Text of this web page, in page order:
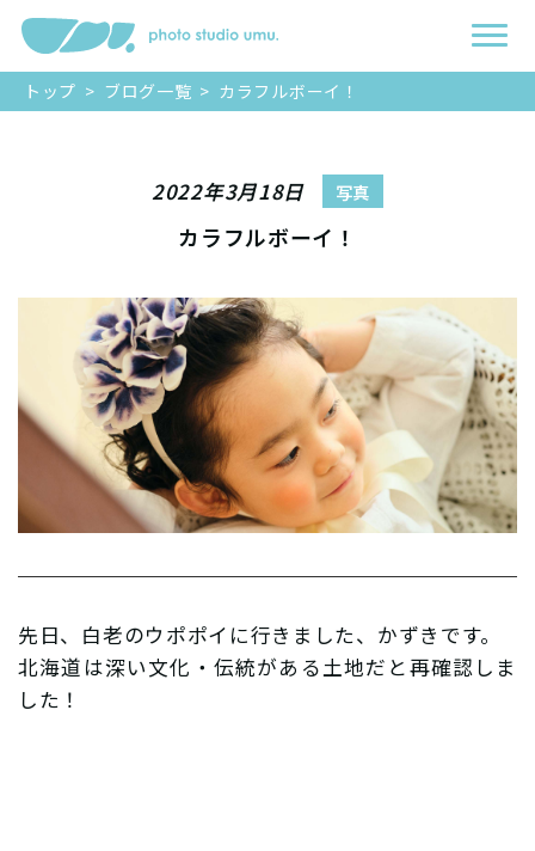
トップ > ブログ一覧 > カラフルボーイ！
2022年3月18日 写真
カラフルボーイ！
先日、白老のウポポイに行きました、かずきです。
北海道は深い文化・伝統がある土地だと再確認しま
した！